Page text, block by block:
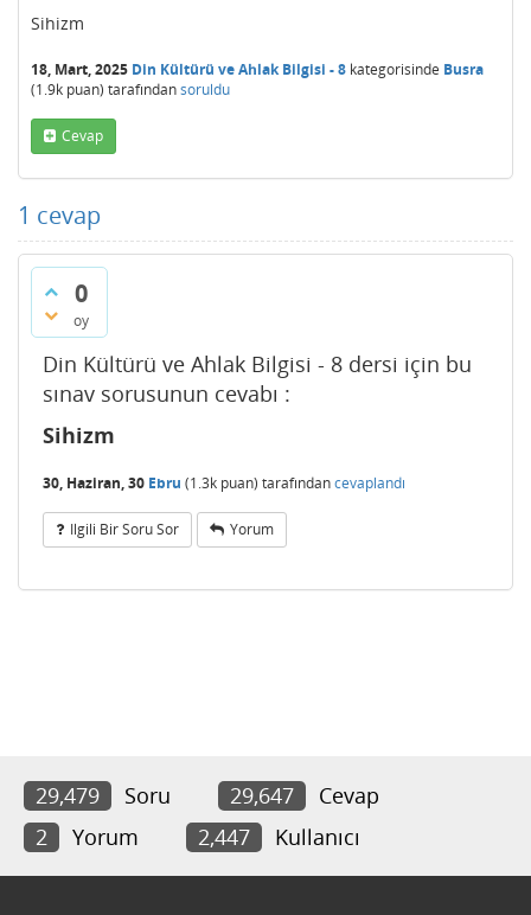
Sihizm
18, Mart, 2025 Din Kültürü ve Ahlak Bilgisi - 8 kategorisinde Busra
(1.9k puan) tarafındansoruldu
Cevap
1 cevap
0
oy
Din Kültürü ve Ahlak Bilgisi - 8 dersi için bu
sınav sorusunun cevabı :
Sihizm
30, Haziran, 30 Ebru (1.3k puan) tarafındancevaplandı
Ilgili Bir Soru Sor Yorum
29,479 Soru 29,647
Cevap
2
Yorum 2,447 Kullanıcı